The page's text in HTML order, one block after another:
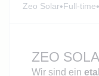
Zeo Solar•Full-time•
ZEO
Wir sind ein